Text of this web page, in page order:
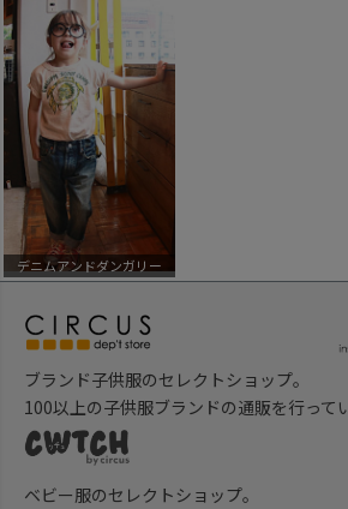
デニムアンドダンガリー
ブランド子供服のセレクトショップ。
100以上の子供服ブランドの通販を行って
ベビー服のセレクトショップ。